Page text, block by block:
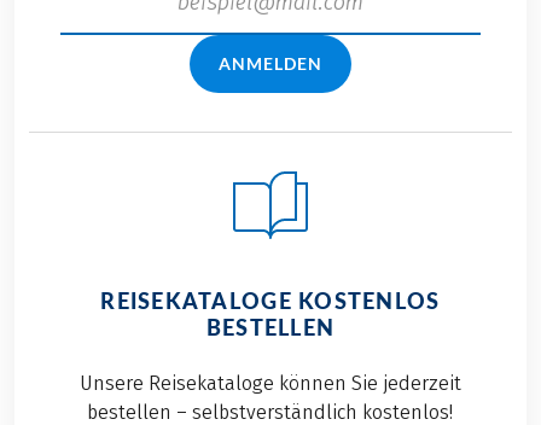
ANMELDEN
REISEKATALOGE KOSTENLOS
BESTELLEN
Unsere Reisekataloge können Sie jederzeit
bestellen – selbstverständlich kostenlos!